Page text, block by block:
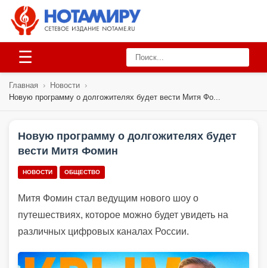
☰
Главная › Новости ›
Новую программу о долгожителях будет вести Митя Фо...
Новую программу о долгожителях будет
вести Митя Фомин
НОВОСТИ ОБЩЕСТВО
Митя Фомин стал ведущим нового шоу о
путешествиях, которое можно будет увидеть на
различных цифровых каналах России.